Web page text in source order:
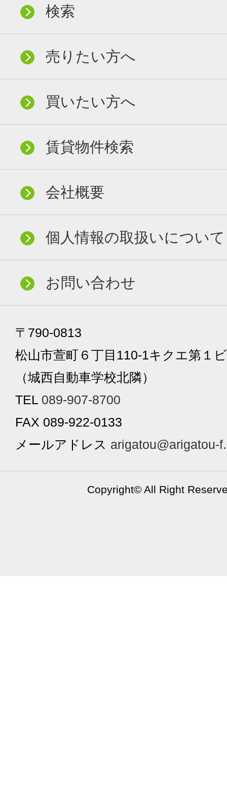
検索
売りたい方へ
買いたい方へ
賃貸物件検索
会社概要
個人情報の取扱いについて
お問い合わせ
〒790-0813
松山市萱町６丁目110-1キクエ第１
（城西自動車学校北隣）
TEL 089-907-8700
FAX 089-922-0133
メールアドレス arigatou@arigatou-
Copyright© All Right